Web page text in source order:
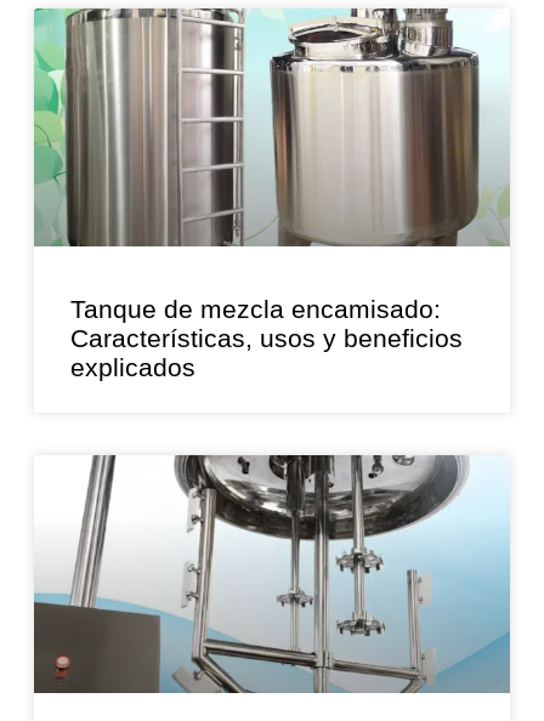
Tanque de mezcla encamisado:
Características, usos y beneficios
explicados